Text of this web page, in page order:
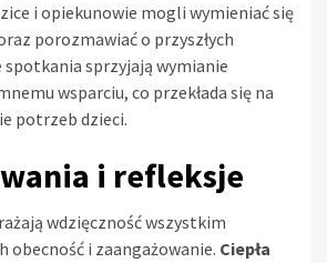
i opiekunowie mogli wymieniać się
porozmawiać o przyszłych
spotkania sprzyjają wymianie
wsparciu, co przekłada się na
potrzeb dzieci.
i refleksje
wdzięczność wszystkim
obecność i zaangażowanie. Ciepła